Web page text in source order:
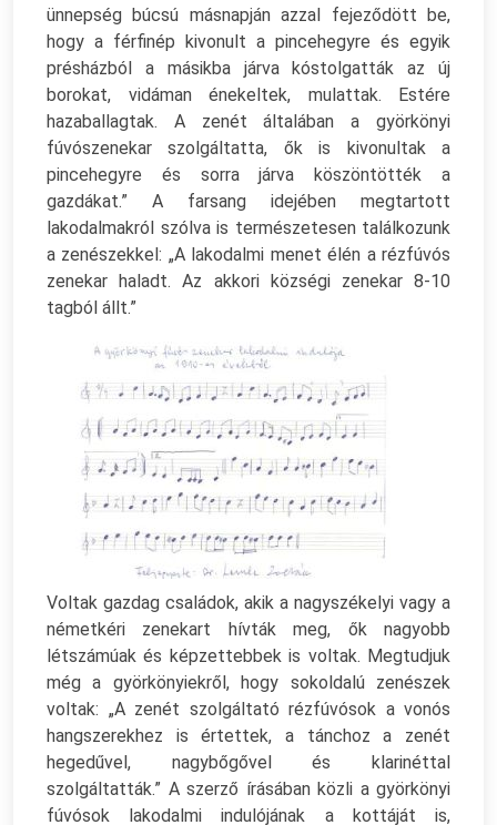
ünnepség búcsú másnapján azzal fejeződött be,
hogy a férfinép kivonult a pincehegyre és egyik
présházból a másikba járva kóstolgatták az új
borokat, vidáman énekeltek, mulattak. Estére
hazaballagtak. A zenét általában a györkönyi
fúvószenekar szolgáltatta, ők is kivonultak a
pincehegyre és sorra járva köszöntötték a
gazdákat.” A farsang idejében megtartott
lakodalmakról szólva is természetesen találkozunk
a zenészekkel: „A lakodalmi menet élén a rézfúvós
zenekar haladt. Az akkori községi zenekar 8-10
tagból állt.”
Voltak gazdag családok, akik a nagyszékelyi vagy a
németkéri zenekart hívták meg, ők nagyobb
létszámúak és képzettebbek is voltak. Megtudjuk
még a györkönyiekről, hogy sokoldalú zenészek
voltak: „A zenét szolgáltató rézfúvósok a vonós
hangszerekhez is értettek, a tánchoz a zenét
hegedűvel, nagybőgővel és klarinéttal
szolgáltatták.” A szerző írásában közli a györkönyi
fúvósok lakodalmi indulójának a kottáját is,